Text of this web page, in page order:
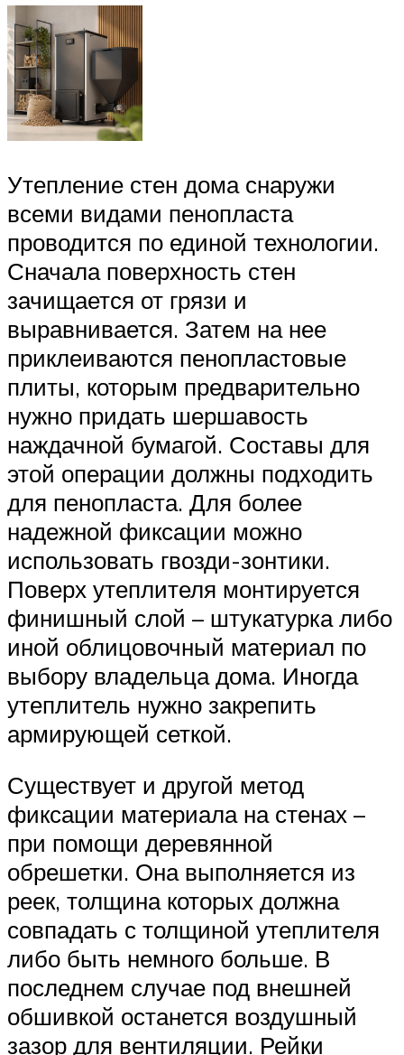
Утепление стен дома снаружи
всеми видами пенопласта
проводится по единой технологии.
Сначала поверхность стен
зачищается от грязи и
выравнивается. Затем на нее
приклеиваются пенопластовые
плиты, которым предварительно
нужно придать шершавость
наждачной бумагой. Составы для
этой операции должны подходить
для пенопласта. Для более
надежной фиксации можно
использовать гвозди-зонтики.
Поверх утеплителя монтируется
финишный слой – штукатурка либо
иной облицовочный материал по
выбору владельца дома. Иногда
утеплитель нужно закрепить
армирующей сеткой.
Существует и другой метод
фиксации материала на стенах –
при помощи деревянной
обрешетки. Она выполняется из
реек, толщина которых должна
совпадать с толщиной утеплителя
либо быть немного больше. В
последнем случае под внешней
обшивкой останется воздушный
зазор для вентиляции. Рейки